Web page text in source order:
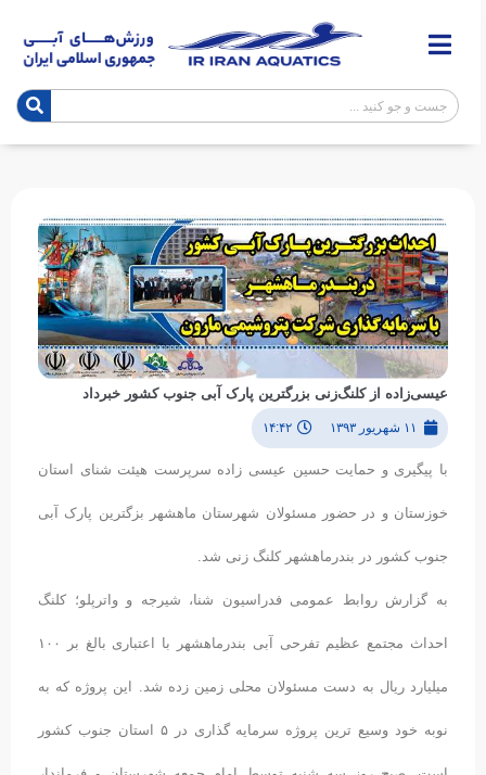
عیسی‌زاده از کلنگ‌زنی بزرگترین پارک آبی جنوب کشور خبرداد
۱۱ شهریور ۱۳۹۳ ۱۴:۴۲
با پیگیری و حمایت حسین عیسی زاده سرپرست هیئت شنای استان
خوزستان و در حضور مسئولان شهرستان ماهشهر بزگترین پارک آبی
جنوب کشور در بندرماهشهر کلنگ زنی شد.
به گزارش روابط عمومی فدراسیون شنا، شیرجه و واترپلو؛ کلنگ
احداث مجتمع عظیم تفرحی آبی بندرماهشهر با اعتباری بالغ بر ۱۰۰
میلیارد ریال به دست مسئولان محلی زمین زده شد. این پروژه که به
نوبه خود وسیع ترین پروژه سرمایه گذاری در ۵ استان جنوب کشور